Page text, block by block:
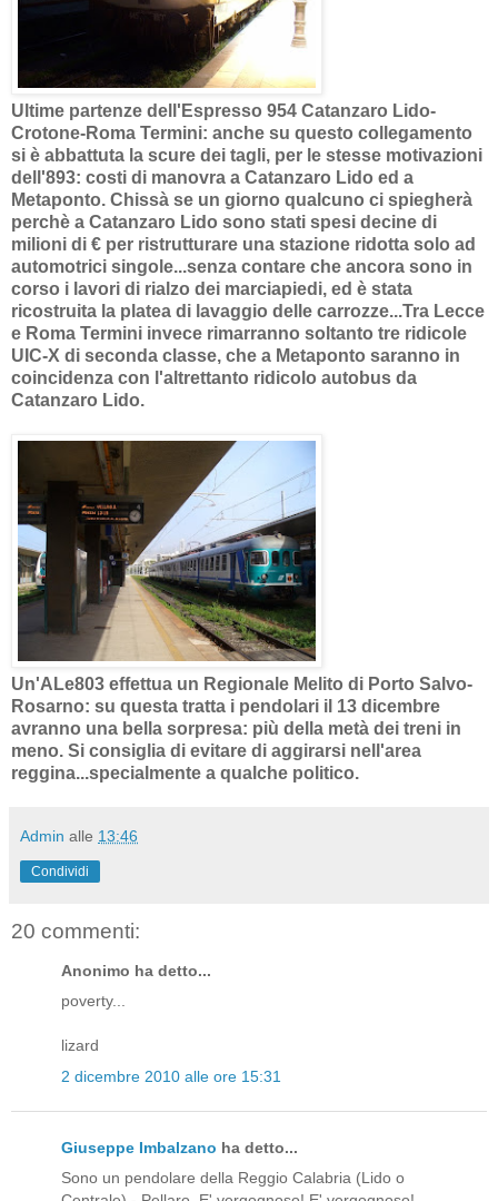
Ultime partenze dell'Espresso 954 Catanzaro Lido-
Crotone-Roma Termini: anche su questo collegamento
si è abbattuta la scure dei tagli, per le stesse motivazioni
dell'893: costi di manovra a Catanzaro Lido ed a
Metaponto. Chissà se un giorno qualcuno ci spiegherà
perchè a Catanzaro Lido sono stati spesi decine di
milioni di € per ristrutturare una stazione ridotta solo ad
automotrici singole...senza contare che ancora sono in
corso i lavori di rialzo dei marciapiedi, ed è stata
ricostruita la platea di lavaggio delle carrozze...Tra Lecce
e Roma Termini invece rimarranno soltanto tre ridicole
UIC-X di seconda classe, che a Metaponto saranno in
coincidenza con l'altrettanto ridicolo autobus da
Catanzaro Lido.
Un'ALe803 effettua un Regionale Melito di Porto Salvo-
Rosarno: su questa tratta i pendolari il 13 dicembre
avranno una bella sorpresa: più della metà dei treni in
meno. Si consiglia di evitare di aggirarsi nell'area
reggina...specialmente a qualche politico.
Admin alle 13:46
Condividi
20 commenti:
Anonimo ha detto...
poverty...
lizard
2 dicembre 2010 alle ore 15:31
Giuseppe Imbalzano ha detto...
Sono un pendolare della Reggio Calabria (Lido o